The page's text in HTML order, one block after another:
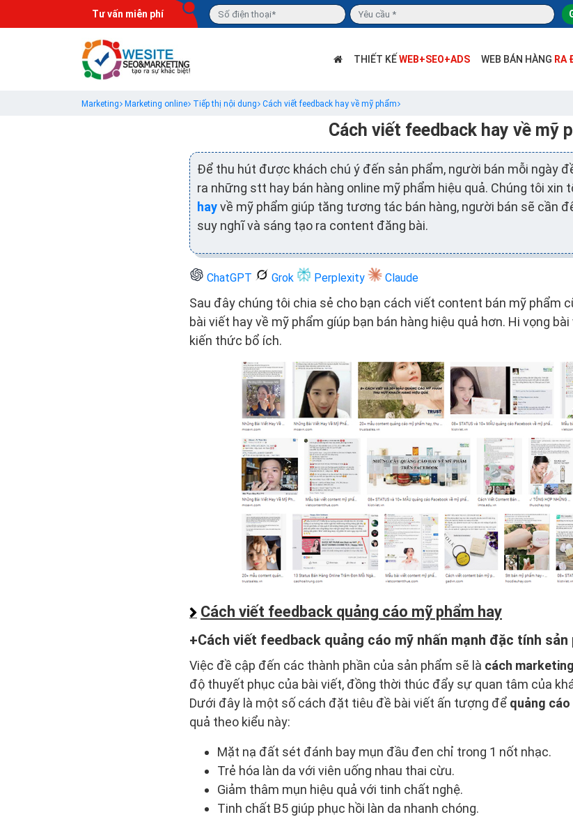
Tư vấn miễn phí
THIẾT KẾWEB+SEO+ADS WEB BÁN HÀNG RA
Marketing Marketing online Tiếp thị nội dung Cách viết feedback hay về mỹ phẩm
Cách viết feedback hay về mỹ
Để thu hút được khách chú ý đến sản phẩm, người bán mỗi ngày
ra những stt hay bán hàng online mỹ phẩm hiệu quả. Chúng tôi xin
hayvề mỹ phẩm giúp tăng tương tác bán hàng, người bán sẽ cần
suy nghĩ và sáng tạo ra content đăng bài.
ChatGPT Grok Perplexity Claude
Sau đây chúng tôi chia sẻ cho bạn cách viết content bán mỹ phẩm
bài viết hay về mỹ phẩm gíúp bạn bán hàng hiệu quả hơn. Hi vọng
kiến thức bổ ích.
Cách viết feedback quảng cáo mỹ phẩm hay
Cách viết feedback quảng cáo mỹ nhấn mạnh đặc tính sản
Việc đề cập đến các thành phần của sản phẩm sẽ là cách
độ thuyết phục của bài viết, đồng thời thúc đẩy sự quan tâm của
Dưới đây là một số cách đặt tiêu đề bài viết ấn tượng để quảng
quả theo kiểu này:
Mặt nạ đất sét đánh bay mụn đầu đen chỉ trong 1 nốt nhạc.
Trẻ hóa làn da với viên uống nhau thai cừu.
Giảm thâm mụn hiệu quả với tinh chất nghệ.
Tinh chất B5 giúp phục hồi làn da nhanh chóng.